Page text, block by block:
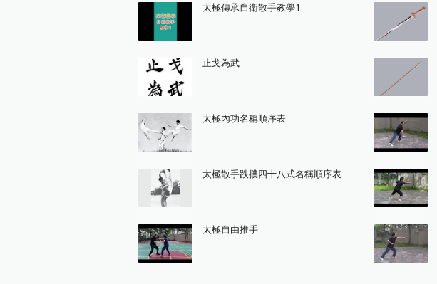
太極傳承自衛散手教學1
止戈為武
太極內功名稱順序表
太極散手跌撲四十八式名稱順序表
太極自由推手